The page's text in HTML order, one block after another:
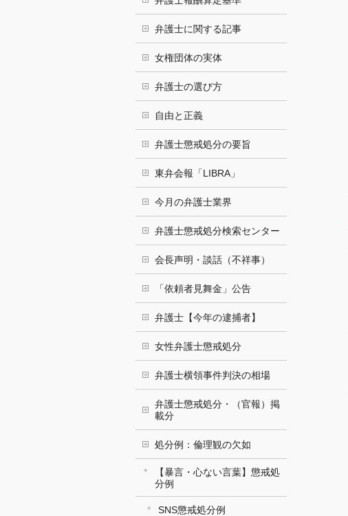
弁護士に関する記事
女権団体の実体
弁護士の選び方
自由と正義
弁護士懲戒処分の要旨
東弁会報「LIBRA」
今月の弁護士業界
弁護士懲戒処分検索センター
会長声明・談話（不祥事）
「依頼者見舞金」公告
弁護士【今年の逮捕者】
女性弁護士懲戒処分
弁護士横領事件判決の相場
弁護士懲戒処分・（官報）掲
載分
処分例：倫理観の欠如
【暴言・心ない言葉】懲戒処
分例
SNS懲戒処分例